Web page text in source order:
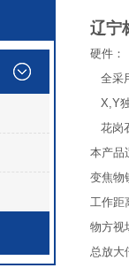
辽宁
硬件：
全采
X,Y
花岗
本产品
变焦物
工作距
物方视
总放大